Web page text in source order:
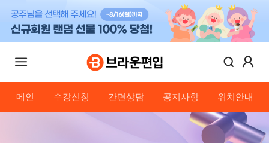
메인 수강신청 간편상담 공지사항 위치안내